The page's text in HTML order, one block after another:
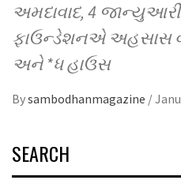
અમદાવાદ, 4 જાન્યુઆરી
ફાઉન્ડેશનએ અહસાસ
અને *ધ હાઉસ
Bysambodhanmagazine /
SEARCH